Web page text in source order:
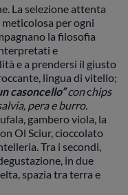
La selezione attenta
per ogni
la filosofia
e
e a prendersi il giusto
lingua di vitello;
casoncello”conchips
pera e burro.
gambero viola, la
Ol Sciur, cioccolato
Tra i secondi,
in due
spazia tra terra e